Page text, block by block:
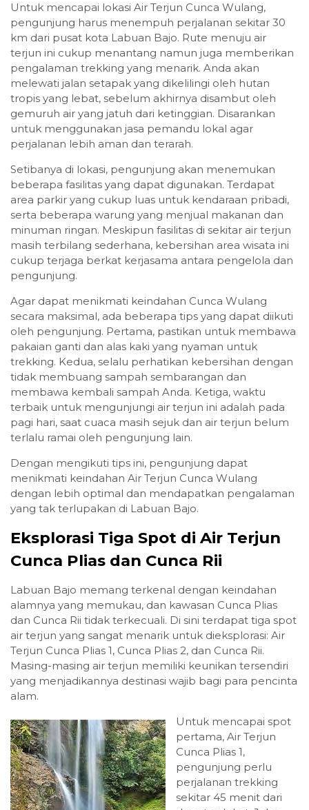
Untuk mencapai lokasi Air Terjun Cunca Wulang,
pengunjung harus menempuh perjalanan sekitar 30
km dari pusat kota Labuan Bajo. Rute menuju air
terjun ini cukup menantang namun juga memberikan
pengalaman trekking yang menarik. Anda akan
melewati jalan setapak yang dikelilingi oleh hutan
tropis yang lebat, sebelum akhirnya disambut oleh
gemuruh air yang jatuh dari ketinggian. Disarankan
untuk menggunakan jasa pemandu lokal agar
perjalanan lebih aman dan terarah.
Setibanya di lokasi, pengunjung akan menemukan
beberapa fasilitas yang dapat digunakan. Terdapat
area parkir yang cukup luas untuk kendaraan pribadi,
serta beberapa warung yang menjual makanan dan
minuman ringan. Meskipun fasilitas di sekitar air terjun
masih terbilang sederhana, kebersihan area wisata ini
cukup terjaga berkat kerjasama antara pengelola dan
pengunjung.
Agar dapat menikmati keindahan Cunca Wulang
secara maksimal, ada beberapa tips yang dapat diikuti
oleh pengunjung. Pertama, pastikan untuk membawa
pakaian ganti dan alas kaki yang nyaman untuk
trekking. Kedua, selalu perhatikan kebersihan dengan
tidak membuang sampah sembarangan dan
membawa kembali sampah Anda. Ketiga, waktu
terbaik untuk mengunjungi air terjun ini adalah pada
pagi hari, saat cuaca masih sejuk dan air terjun belum
terlalu ramai oleh pengunjung lain.
Dengan mengikuti tips ini, pengunjung dapat
menikmati keindahan Air Terjun Cunca Wulang
dengan lebih optimal dan mendapatkan pengalaman
yang tak terlupakan di Labuan Bajo.
Eksplorasi Tiga Spot di Air Terjun
Cunca Plias dan Cunca Rii
Labuan Bajo memang terkenal dengan keindahan
alamnya yang memukau, dan kawasan Cunca Plias
dan Cunca Rii tidak terkecuali. Di sini terdapat tiga spot
air terjun yang sangat menarik untuk dieksplorasi: Air
Terjun Cunca Plias 1, Cunca Plias 2, dan Cunca Rii.
Masing-masing air terjun memiliki keunikan tersendiri
yang menjadikannya destinasi wajib bagi para pencinta
alam.
Untuk mencapai spot
pertama, Air Terjun
Cunca Plias 1,
pengunjung perlu
perjalanan trekking
sekitar 45 menit dari